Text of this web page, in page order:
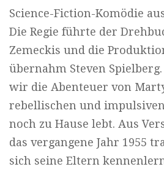
Science-Fiction-Komödie
Die Regie führte der
Zemeckis und die
übernahm Steven
wir die Abenteuer von
rebellischen und
noch zu Hause lebt. Aus
das vergangene Jahr 1955
sich seine Eltern